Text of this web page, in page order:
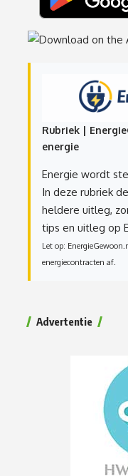
Rubriek |
energie
Energie wordt
In deze rubriek
heldere uitleg,
tips en uitleg op
Let op:
energiecontracten af.
Advertentie